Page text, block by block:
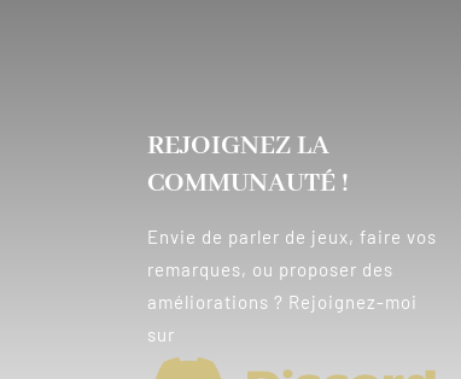
REJOIGNEZ LA
COMMUNAUTÉ !
Envie de parler de jeux, faire vos
remarques, ou proposer des
améliorations ? Rejoignez-moi
sur